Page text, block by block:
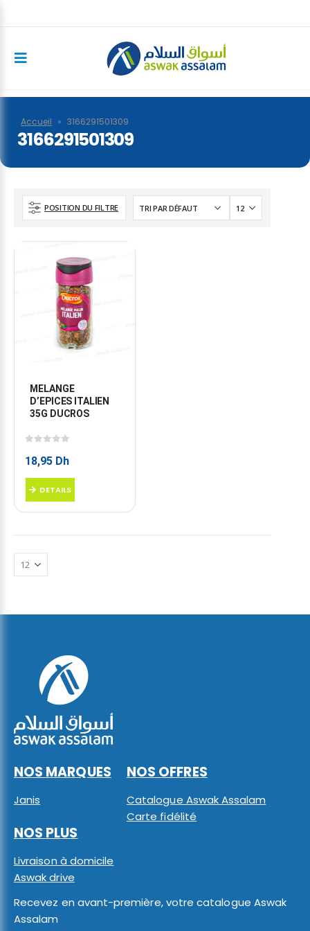
Accueil » 3166291501309
3166291501309
POSITION DU FILTRE
MELANGE
D’EPICES ITALIEN
35G DUCROS
18,95 Dh
DETAILS
NOS MARQUES
Janis
NOS OFFRES
Catalogue Aswak Assalam
Carte fidélité
NOS PLUS
Livraison à domicile
Aswak drive
Recevez en avant-première, votre catalogue Aswak
Assalam